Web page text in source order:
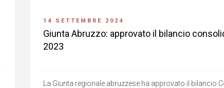
14 SETTEMBRE 2024
Giunta Abruzzo: approvato il bilancio
2023
La Giunta regionale abruzzese ha approvato il bilancio